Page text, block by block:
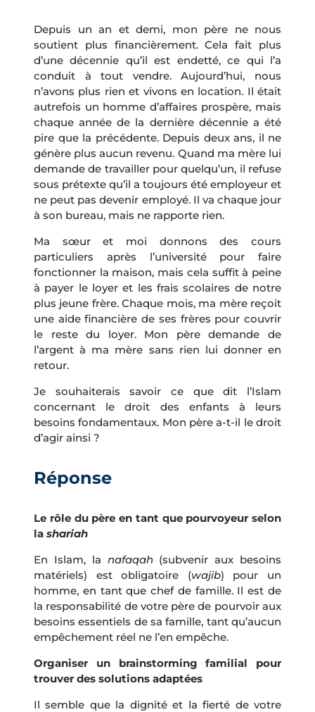
Depuis un an et demi, mon père ne nous
soutient plus financièrement. Cela fait plus
d’une décennie qu’il est endetté, ce qui l’a
conduit à tout vendre. Aujourd’hui, nous
n’avons plus rien et vivons en location. Il était
autrefois un homme d’affaires prospère, mais
chaque année de la dernière décennie a été
pire que la précédente. Depuis deux ans, il ne
génère plus aucun revenu. Quand ma mère lui
demande de travailler pour quelqu’un, il refuse
sous prétexte qu’il a toujours été employeur et
ne peut pas devenir employé. Il va chaque jour
à son bureau, mais ne rapporte rien.
Ma sœur et moi donnons des cours
particuliers après l’université pour faire
fonctionner la maison, mais cela suffit à peine
à payer le loyer et les frais scolaires de notre
plus jeune frère. Chaque mois, ma mère reçoit
une aide financière de ses frères pour couvrir
le reste du loyer. Mon père demande de
l’argent à ma mère sans rien lui donner en
retour.
Je souhaiterais savoir ce que dit l’Islam
concernant le droit des enfants à leurs
besoins fondamentaux. Mon père a-t-il le droit
d’agir ainsi ?
Réponse
Le rôle du père en tant que pourvoyeur selon
la shariah
En Islam, la nafaqah (subvenir aux besoins
matériels) est obligatoire (wajib) pour un
homme, en tant que chef de famille. Il est de
la responsabilité de votre père de pourvoir aux
besoins essentiels de sa famille, tant qu’aucun
empêchement réel ne l’en empêche.
Organiser un brainstorming familial pour
trouver des solutions adaptées
Il semble que la dignité et la fierté de votre